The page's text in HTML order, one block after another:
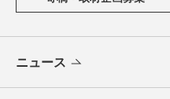
ニュース